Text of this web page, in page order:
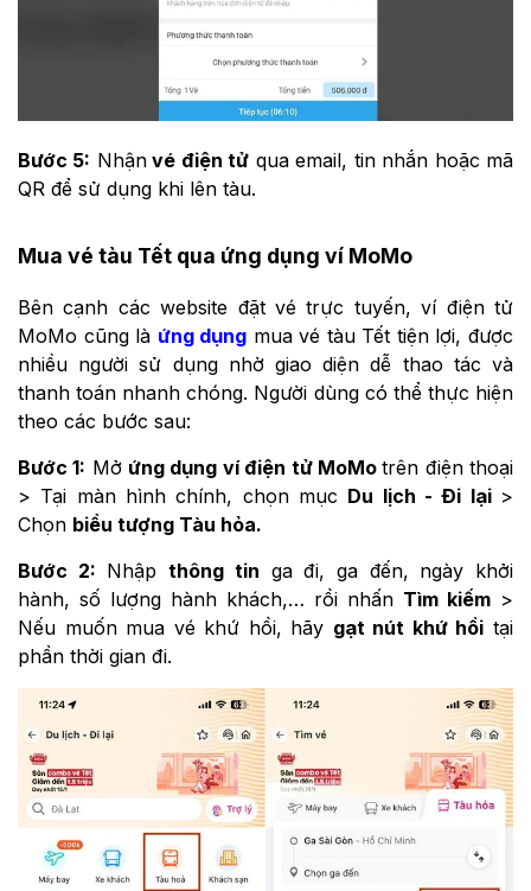
Bước 5: Nhậnvé điện tử qua email, tin nhắn hoặc mã
QR để sử dụng khi lên tàu.
Mua vé tàu Tết qua ứng dụng ví MoMo
Bên cạnh các website đặt vé trực tuyến, ví điện tử
MoMo cũng là ứng dụng mua vé tàu Tết tiện lợi, được
nhiều người sử dụng nhờ giao diện dễ thao tác và
thanh toán nhanh chóng. Người dùng có thể thực hiện
theo các bước sau:
Bước 1: Mở ứng dụng ví điện tử MoMotrên điện thoại
> Tại màn hình chính, chọn mục Du lịch - Đi lại >
Chọn biểu tượng Tàu hỏa.
Bước 2: Nhậpthông tin ga đi, ga đến, ngày khởi
hành, số lượng hành khách,… rồi nhấn Tìm kiếm >
Nếu muốn mua vé khứ hồi, hãy gạt nút khứ hồi tại
phần thời gian đi.